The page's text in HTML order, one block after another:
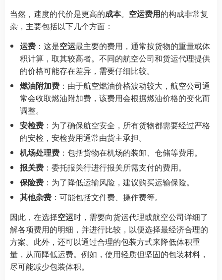
当然，速度的代价是更高的成本。 空运费用的构成非常复
杂，主要包括以下几个方面：
运费 ：这是空运最主要的费用，通常按货物的重量或体
积计算，取其较高者。不同的航空公司和货运代理提供
的价格可能存在差异，需要仔细比较。
燃油附加费 ：由于航空燃油价格波动较大，航空公司通
常会收取燃油附加费，该费用会根据燃油价格的变化而
调整。
安检费 ：为了确保航空安全，所有货物都需要经过严格
的安检，安检费用通常由货主承担。
机场处理费 ：包括货物在机场的装卸、仓储等费用。
报关费 ：委托报关行进行报关所需支付的费用。
保险费 ：为了降低运输风险，建议购买运输保险。
其他杂费 ：可能包括文件费、操作费等。
因此，在选择空运时，需要向货运代理或航空公司详细了
解各项费用的明细，并进行比较，以便选择最经济合理的
方案。此外，还可以通过合理的包装方式来降低体积重
量，从而降低运费。例如，使用轻质但坚固的包装材料，
尽可能减少包装体积。